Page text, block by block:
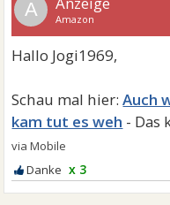
A
Auch
kam tut es weh
x 3